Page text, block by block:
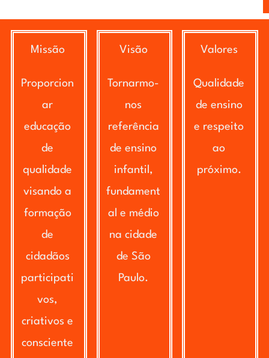
Missão
Proporcion
ar
educação
de
qualidade
visando a
formação
de
cidadãos
participati
vos,
criativos e
consciente
Visão
Tornarmo-
nos
referência
de ensino
infantil,
fundament
al e médio
na cidade
de São
Paulo.
Valores
Qualidade
de ensino
e respeito
ao
próximo.